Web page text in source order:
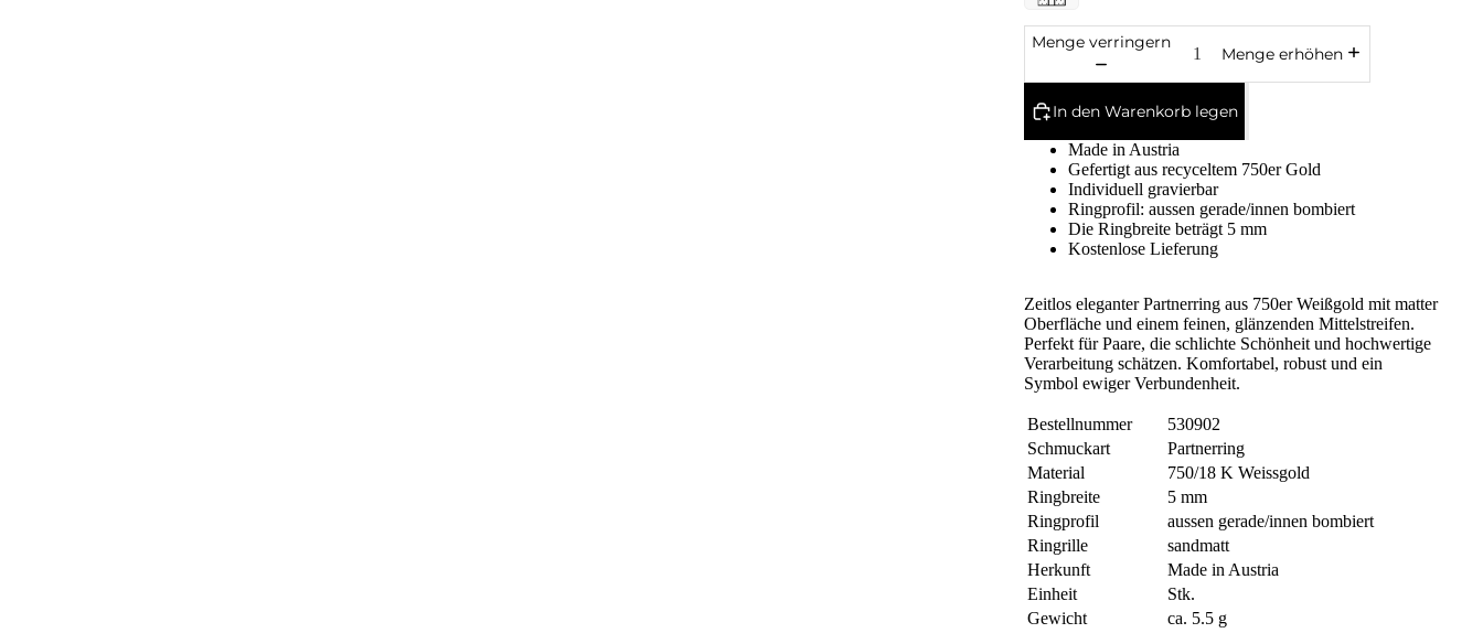
Menge verringern
Menge erhöhen
In den Warenkorb legen
Made in Austria
Gefertigt aus recyceltem 750er Gold
Individuell gravierbar
Ringprofil: aussen gerade/innen bombiert
Die Ringbreite beträgt 5 mm
Kostenlose Lieferung
Zeitlos eleganter Partnerring aus 750er Weißgold mit matter
Oberfläche und einem feinen, glänzenden Mittelstreifen.
Perfekt für Paare, die schlichte Schönheit und hochwertige
Verarbeitung schätzen. Komfortabel, robust und ein
Symbol ewiger Verbundenheit.
Bestellnummer
530902
Schmuckart
Partnerring
Material
750/18 K Weissgold
Ringbreite
5 mm
Ringprofil
aussen gerade/innen bombiert
Ringrille
sandmatt
Herkunft
Made in Austria
Einheit
Stk.
Gewicht
ca. 5.5 g